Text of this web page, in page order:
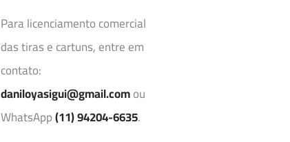
Para licenciamento comercial
das tiras e cartuns, entre em
contato:
daniloyasigui@gmail.comou
WhatsApp(11) 94204-6635.